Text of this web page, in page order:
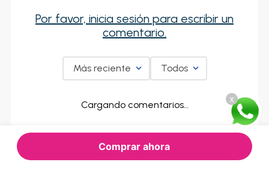
x
Comprar ahora
Por favor, inicia sesión para escribir un
comentario.
Más reciente Todos
Cargando comentarios…